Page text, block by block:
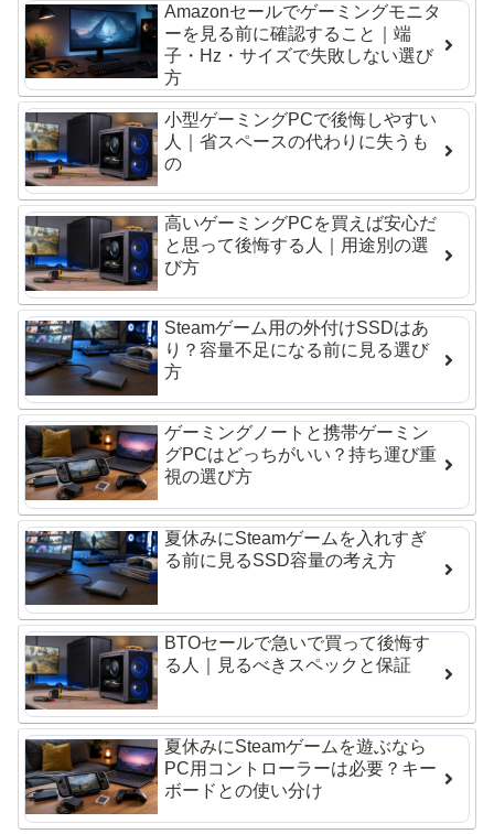
Amazonセールでゲーミングモニタ
ーを見る前に確認すること｜端
子・Hz・サイズで失敗しない選び
方
小型ゲーミングPCで後悔しやすい
人｜省スペースの代わりに失うも
の
高いゲーミングPCを買えば安心だ
と思って後悔する人｜用途別の選
び方
Steamゲーム用の外付けSSDはあ
り？容量不足になる前に見る選び
方
ゲーミングノートと携帯ゲーミン
グPCはどっちがいい？持ち運び重
視の選び方
夏休みにSteamゲームを入れすぎ
る前に見るSSD容量の考え方
BTOセールで急いで買って後悔す
る人｜見るべきスペックと保証
夏休みにSteamゲームを遊ぶなら
PC用コントローラーは必要？キー
ボードとの使い分け